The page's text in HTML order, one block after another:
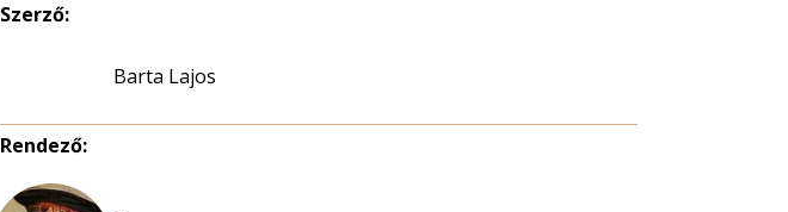
Szerző:
Barta Lajos
Rendező: